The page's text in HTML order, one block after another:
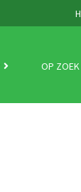
OP ZOEK